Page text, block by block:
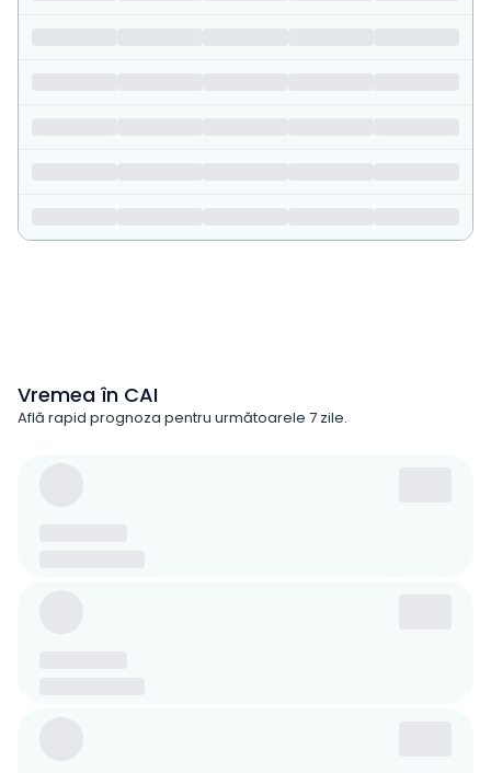
Vremea în CAI
Află rapid prognoza pentru următoarele 7 zile.